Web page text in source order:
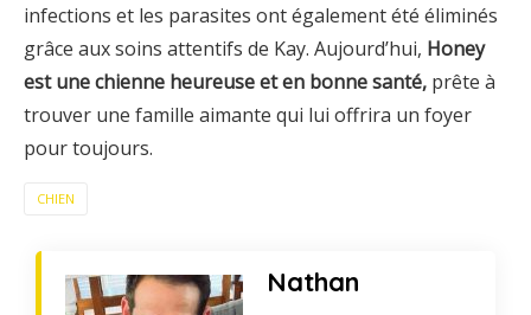
infections et les parasites ont également été éliminés
grâce aux soins attentifs de Kay. Aujourd’hui, Honey
est une chienne heureuse et en bonne santé, prête à
trouver une famille aimante qui lui offrira un foyer
pour toujours.
CHIEN
Nathan